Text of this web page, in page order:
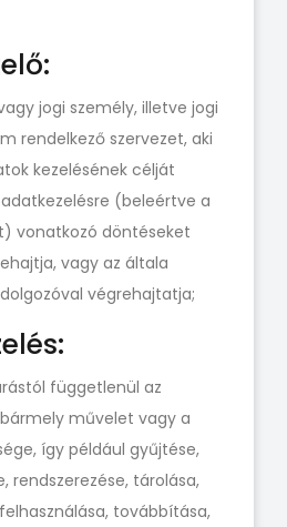
jogi személy, illetve jogi
rendelkező szervezet, aki
kezelésének célját
(beleértve a
vonatkozó döntéseket
vagy az általa
végrehajtatja;
függetlenül az
művelet vagy a
így például gyűjtése,
rendszerezése, tárolása,
továbbítása,